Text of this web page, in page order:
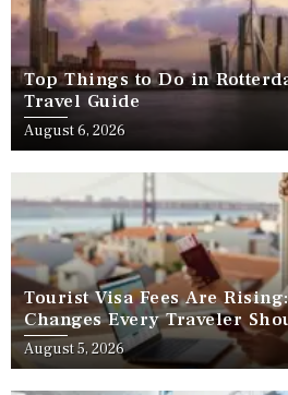
Top Things to Do in
Travel Guide
August 6, 2026
Tourist Visa Fees Are
Changes Every Traveler
August 5, 2026